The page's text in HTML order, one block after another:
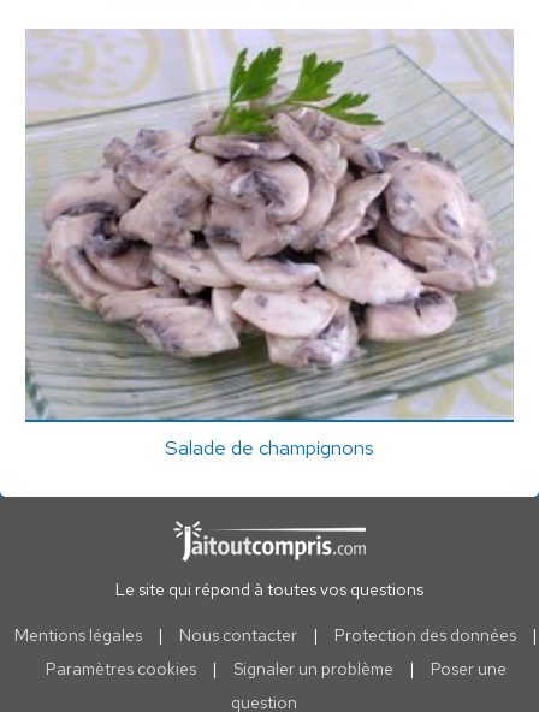
Salade de champignons
Le site qui répond à toutes vos questions
Mentions légales | Nous contacter | Protection des données
|
Paramètres cookies
| Signaler un problème |
Poser une
question